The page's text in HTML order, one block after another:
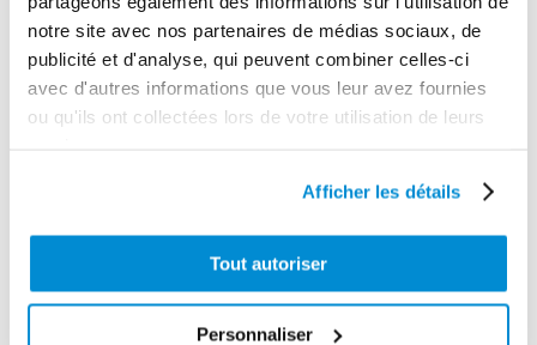
notre site avec nos partenaires de médias sociaux, de
publicité et d'analyse, qui peuvent combiner celles-ci
avec d'autres informations que vous leur avez fournies
ou qu'ils ont collectées lors de votre utilisation de leurs
Afficher les détails
Tout autoriser
Personnaliser
CES PRODUITS PEUVENT VOUS
INTERESSER